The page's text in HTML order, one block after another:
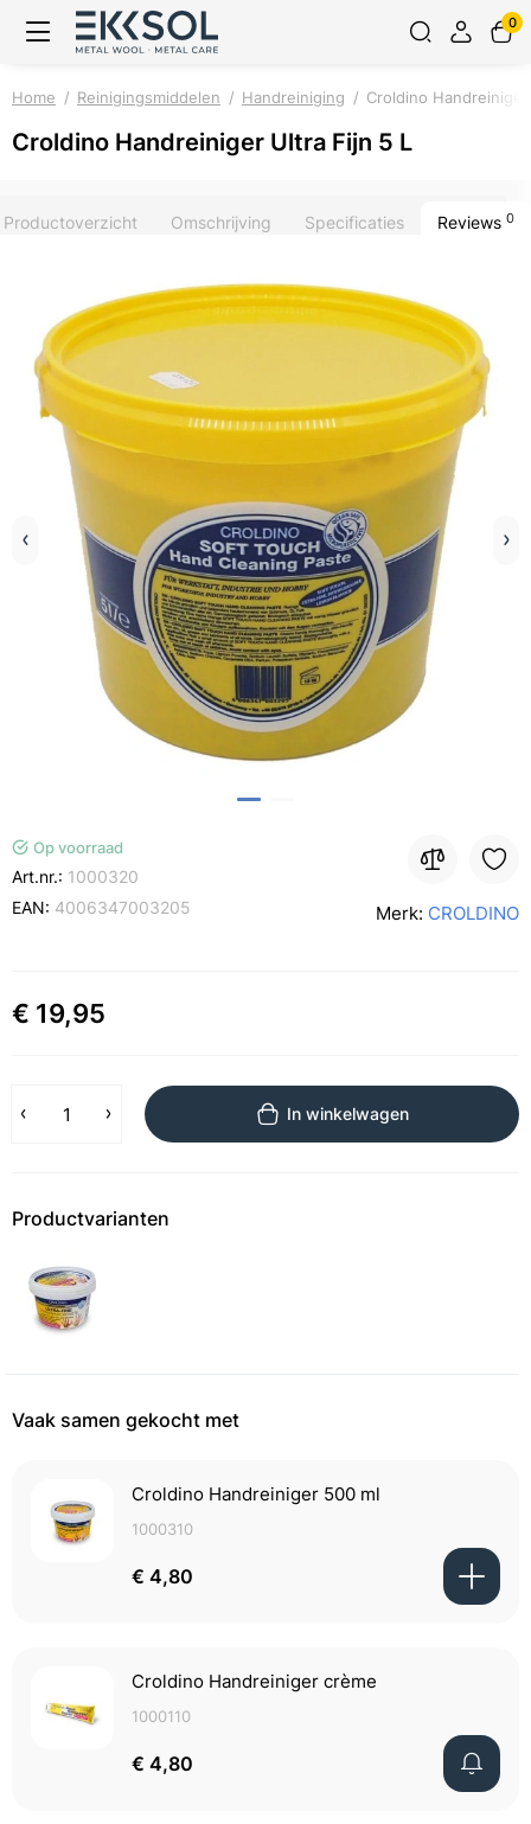
0
Home Reinigingsmiddelen Handreiniging Croldino
Croldino Handreiniger Ultra Fijn 5 L
Productoverzicht Omschrijving Specificaties Reviews 0
Op voorraad
Art.nr.: 1000320
EAN: 4006347003205 Merk: CROLDINO
€ 19,95
In winkelwagen
Productvarianten
Vaak samen gekocht met
Croldino Handreiniger 500 ml
1000310
€ 4,80
Croldino Handreiniger crème
1000110
€ 4,80